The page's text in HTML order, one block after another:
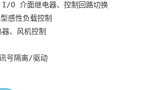
I/O 介面继电器、控制回路切换
感性负载控制
、风机控制
号隔离/驱动